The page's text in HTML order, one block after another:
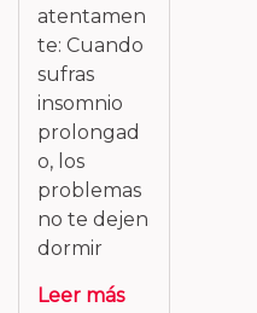
atentamen
te: Cuando
sufras
insomnio
prolongad
o, los
problemas
no te dejen
dormir
Leer más